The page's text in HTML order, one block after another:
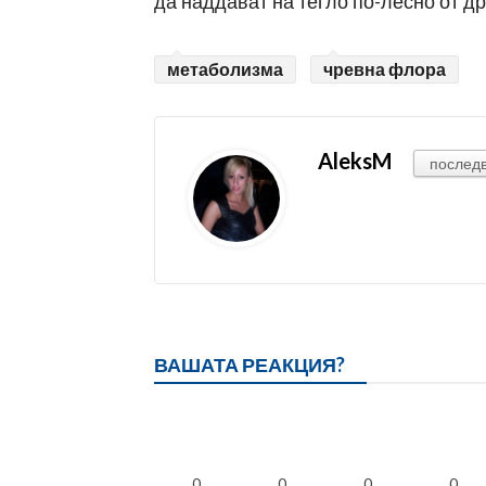
метаболизма чревна флора
AleksM
ВАШАТА РЕАКЦИЯ?